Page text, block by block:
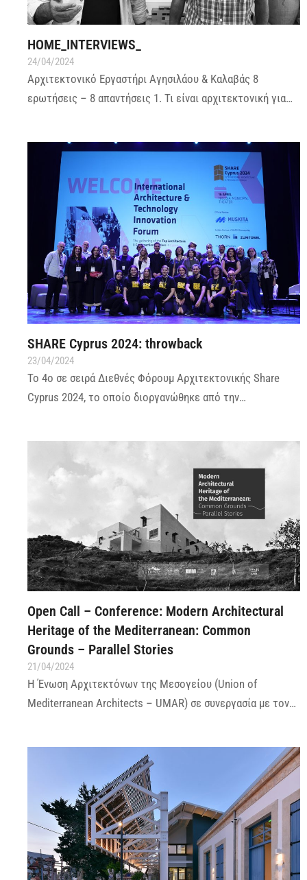
HOME_INTERVIEWS_
24/04/2024
Αρχιτεκτονικό Εργαστήρι Αγησιλάου & Καλαβάς 8
ερωτήσεις – 8 απαντήσεις 1. Τι είναι αρχιτεκτονική για…
SHARE Cyprus 2024: throwback
23/04/2024
To 4o σε σειρά Διεθνές Φόρουμ Αρχιτεκτονικής Share
Cyprus 2024, το οποίο διοργανώθηκε από την…
Open Call – Conference: Modern Architectural
Heritage of the Mediterranean: Common
Grounds – Parallel Stories
21/04/2024
Η Ένωση Αρχιτεκτόνων της Μεσογείου (Union of
Mediterranean Architects – UMAR) σε συνεργασία με τον…